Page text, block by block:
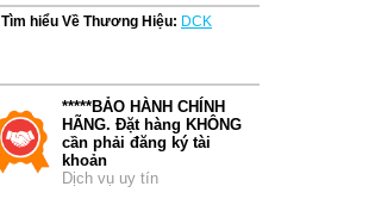
Tìm hiểu Về Thương Hiệu: DCK
*****BẢO HÀNH CHÍNH
HÃNG. Đặt hàng KHÔNG
cần phải đăng ký tài
khoản
Dịch vụ uy tín